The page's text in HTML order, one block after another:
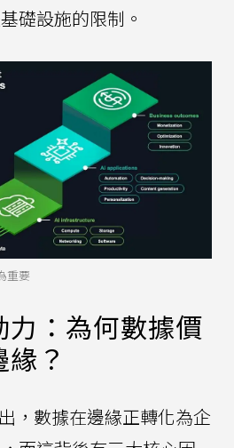
礎設施的限制。
重要
力：為何數據價
？
，數據在邊緣正轉化為企